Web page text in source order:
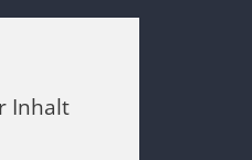
Inhalt